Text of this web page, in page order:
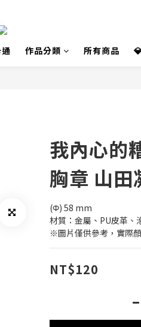
作品分類 所有商品
我內心的
胸章 山田
(Φ) 58 mm
材質：金屬、PU皮革、
※圖片僅供參考，實際
NT$120